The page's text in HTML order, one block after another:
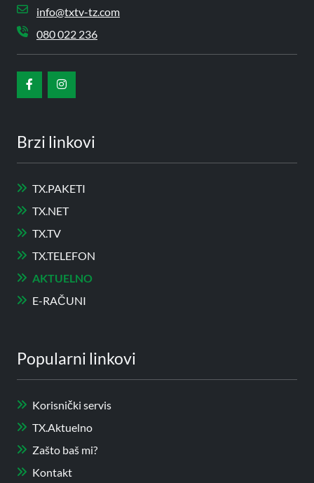
info@txtv-tz.com
080 022 236
Brzi linkovi
TX.PAKETI
TX.NET
TX.TV
TX.TELEFON
AKTUELNO
E-RAČUNI
Popularni linkovi
Korisnički servis
TX.Aktuelno
Zašto baš mi?
Kontakt